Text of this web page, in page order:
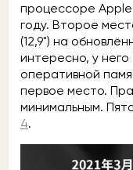
процессоре Apple
году. Второе
(12,9") на
интересно, у
оперативной
первое место.
минимальным.
4.